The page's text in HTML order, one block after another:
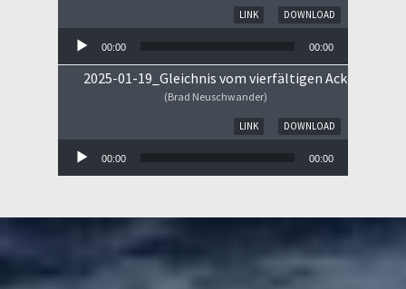
DOWNLOAD
LINK
00:00 00:00
2025-01-19_Gleichnis vom vierfältigen Ackerboden
(Brad Neuschwander)
DOWNLOAD
LINK
00:00 00:00